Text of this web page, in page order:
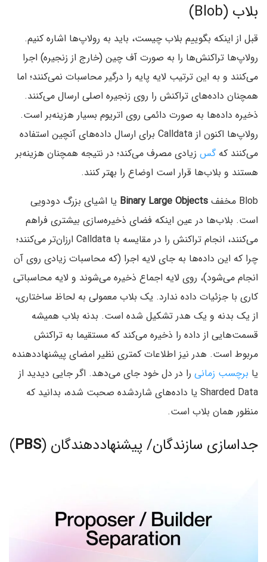
بلاب (Blob)
قبل از اینکه بگوییم بلاب چیست، باید به رولاپ‌ها اشاره کنیم.
رولاپ‌ها تراکنش‌ها را به صورت آف چین (خارج از زنجیره) اجرا
می‌کنند و به این ترتیب لایه پایه را درگیر محاسبات نمی‌کنند؛ اما
همچنان داده‌های تراکنش را روی زنجیره اصلی ارسال می‌کنند.
ذخیره داده‌ها به صورت دائمی روی اتریوم بسیار هزینه‌بر است.
رولاپ‌ها اکنون از Calldata برای ارسال داده‌های آنچین استفاده
می‌کنند کهگس زیادی مصرف می‌کند؛ در نتیجه همچنان هزینه‌بر
هستند و بلاب‌ها قرار است اوضاع را بهتر کنند.
Blob مخفف
Binary Large Objects یا اشیای بزرگ دودویی
است. بلاب‌ها در عین اینکه فضای ذخیره‌سازی بیشتری فراهم
می‌کنند، انجام تراکنش را در مقایسه با Calldata ارزان‌تر می‌کنند؛
چرا که این داده‌ها به جای لایه اجرا (که محاسبات زیادی روی آن
انجام می‌شود)، روی لایه اجماع ذخیره می‌شوند و لایه محاسباتی
کاری با جزئیات داده ندارد. یک بلاب معمولی به لحاظ ساختاری،
از یک بدنه و یک هدر تشکیل شده است. بدنه بلاب همیشه
قسمت‌هایی از داده را ذخیره می‌کند که مستقیما به تراکنش
مربوط است. هدر نیز اطلاعات کمتری نظیر امضای پیشنهاددهنده
یا برچسب زمانی را در دل خود جای می‌دهد. اگر جایی دیدید از
Sharded Data یا داده‌های شاردشده صحبت شده، بدانید که
منظور همان بلاب است.
جداسازی سازندگان/ پیشنهاددهندگان (PBS
)